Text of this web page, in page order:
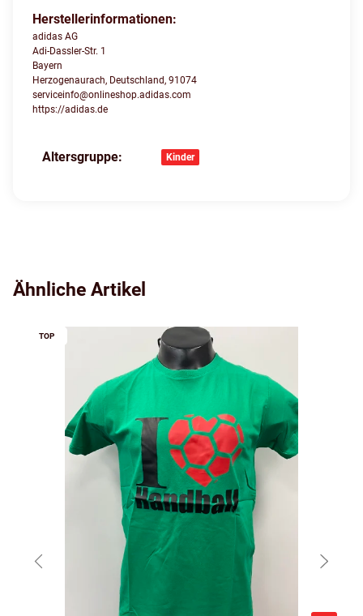
Herstellerinformationen:
adidas AG
Adi-Dassler-Str. 1
Bayern
Herzogenaurach, Deutschland, 91074
serviceinfo@onlineshop.adidas.com
https://adidas.de
Produkteigenschaft
Wert
Altersgruppe: Kinder
Ähnliche Artikel
TOP